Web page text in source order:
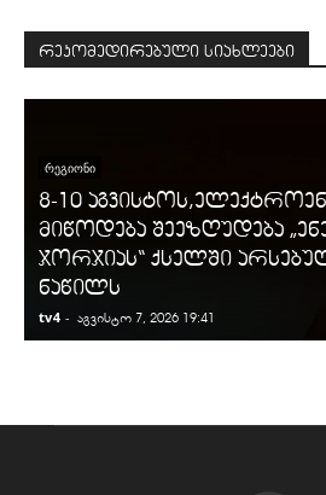
რეკომედირებული სიახლეები
ᲠᲔᲒᲘᲝᲜᲘ
8-10
მიწოდება შეეზღუდება
ჯორჯიას“ ქსელში
ნაწილს
tv4 - აგვისტო 7, 2026 19:41